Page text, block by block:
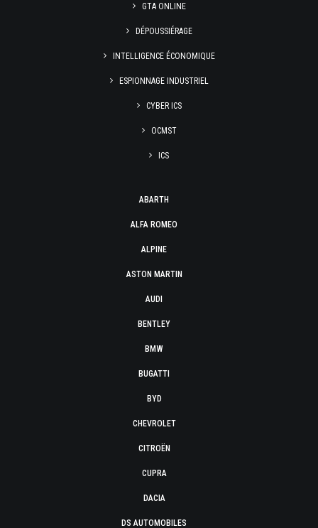
GTA ONLINE
DÉPOUSSIÉRAGE
INTELLIGENCE ÉCONOMIQUE
ESPIONNAGE INDUSTRIEL
CYBER ICS
OCMST
ICS
ABARTH
ALFA ROMEO
ALPINE
ASTON MARTIN
AUDI
BENTLEY
BMW
BUGATTI
BYD
CHEVROLET
CITROËN
CUPRA
DACIA
DS AUTOMOBILES